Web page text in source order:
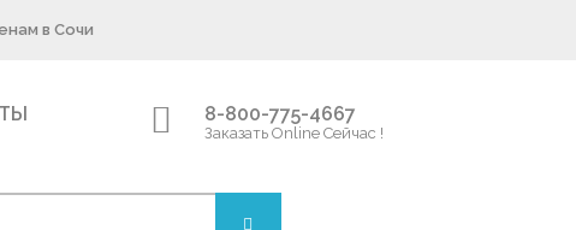
в Сочи
8-800-775-4667
Заказать Online Сейчас !